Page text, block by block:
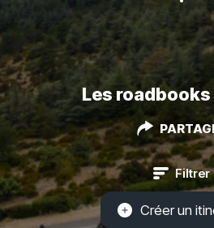
Les roadbooks
Filtrer
Créer un